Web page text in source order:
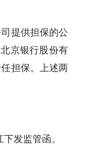
提供担保的公
京银行股份有
担保。上述两
发监管函。